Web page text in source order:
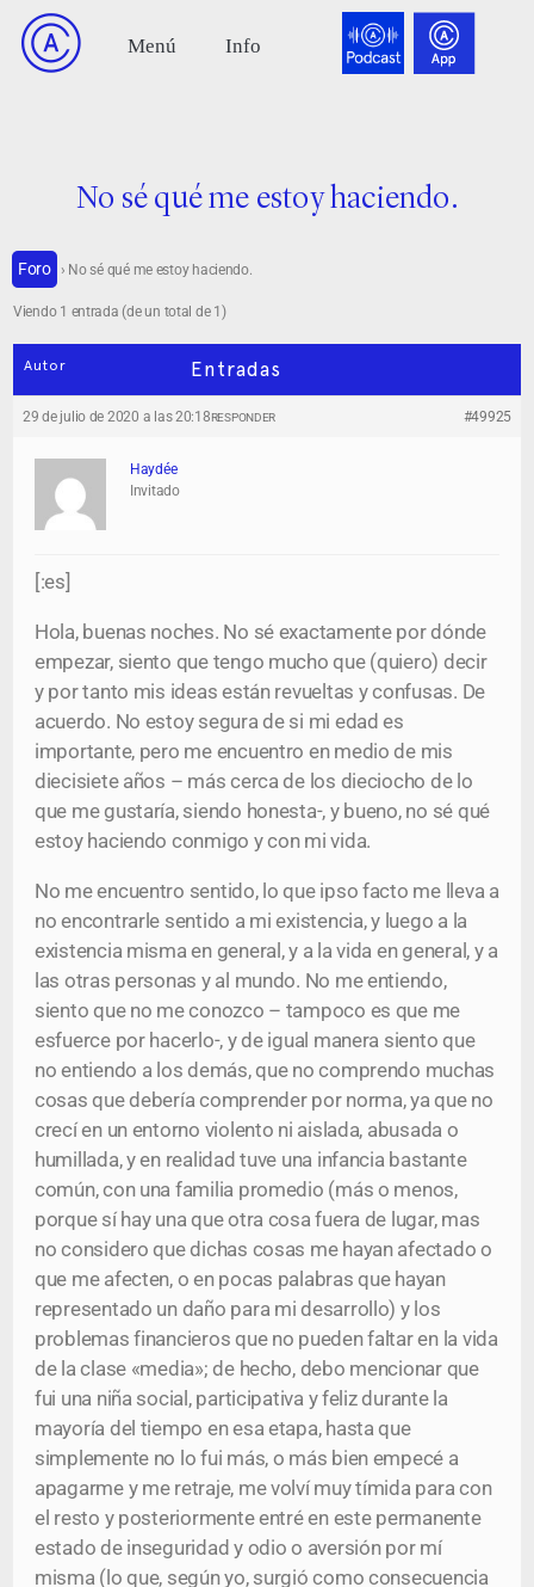
No sé qué me estoy haciendo.
Foro › No sé qué me estoy haciendo.
Viendo 1 entrada (de un total de 1)
Autor Entradas
29 de julio de 2020 a las 20:18 #49925
RESPONDER
Haydée
Invitado
[:es]
Hola, buenas noches. No sé exactamente por dónde
empezar, siento que tengo mucho que (quiero) decir
y por tanto mis ideas están revueltas y confusas. De
acuerdo. No estoy segura de si mi edad es
importante, pero me encuentro en medio de mis
diecisiete años – más cerca de los dieciocho de lo
que me gustaría, siendo honesta-, y bueno, no sé qué
estoy haciendo conmigo y con mi vida.
No me encuentro sentido, lo que ipso facto me lleva a
no encontrarle sentido a mi existencia, y luego a la
existencia misma en general, y a la vida en general, y a
las otras personas y al mundo. No me entiendo,
siento que no me conozco – tampoco es que me
esfuerce por hacerlo-, y de igual manera siento que
no entiendo a los demás, que no comprendo muchas
cosas que debería comprender por norma, ya que no
crecí en un entorno violento ni aislada, abusada o
humillada, y en realidad tuve una infancia bastante
común, con una familia promedio (más o menos,
porque sí hay una que otra cosa fuera de lugar, mas
no considero que dichas cosas me hayan afectado o
que me afecten, o en pocas palabras que hayan
representado un daño para mi desarrollo) y los
problemas financieros que no pueden faltar en la vida
de la clase «media»; de hecho, debo mencionar que
fui una niña social, participativa y feliz durante la
mayoría del tiempo en esa etapa, hasta que
simplemente no lo fui más, o más bien empecé a
apagarme y me retraje, me volví muy tímida para con
el resto y posteriormente entré en este permanente
estado de inseguridad y odio o aversión por mí
misma (lo que, según yo, surgió como consecuencia